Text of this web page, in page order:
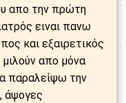
απο την πρώτη
ειναι πανω
και εξαιρετικός
απο μόνα
παραλείψω την
άψογες